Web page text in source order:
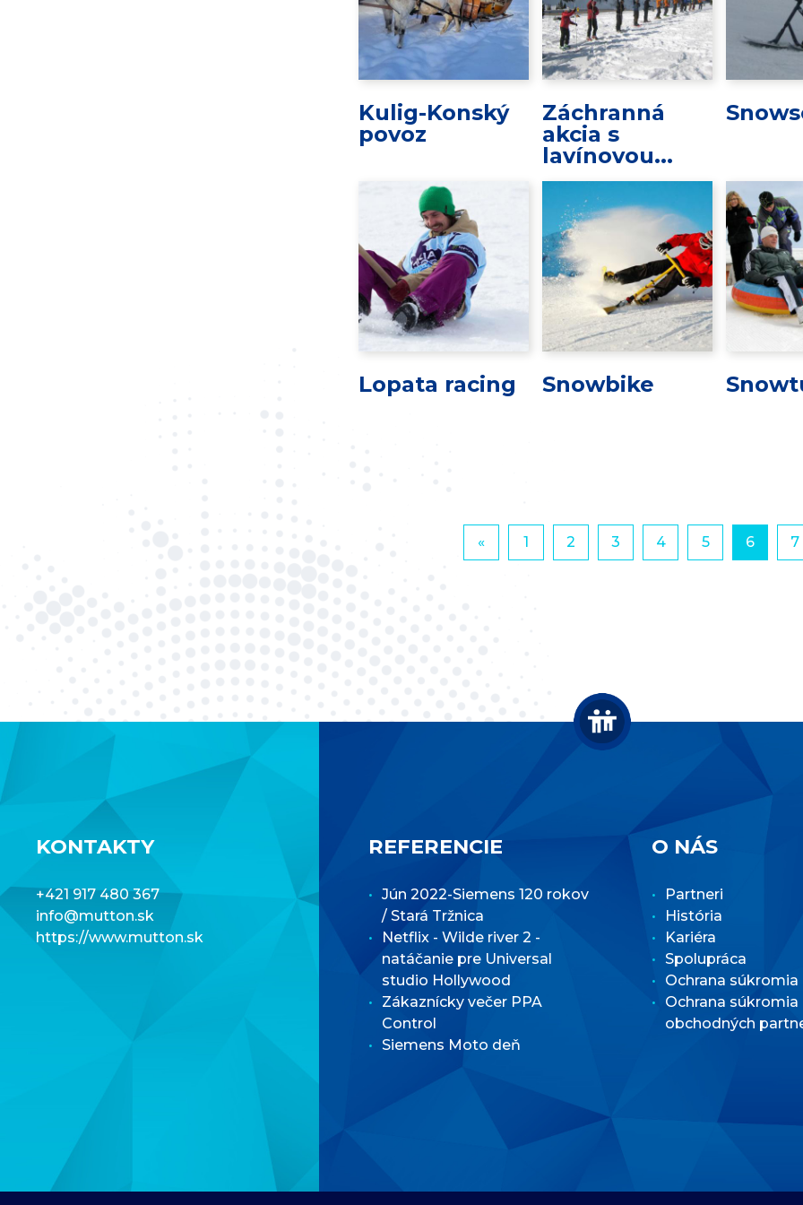
Kulig-Konský
povoz
Záchranná
akcia s
lavínovou...
Lopata racing Snowbike
« 1 2 3 4 5 6 7
KONTAKTY
+421 917 480 367
info@mutton.sk
https://www.mutton.sk
REFERENCIE
Jún 2022-Siemens 120 rokov
/ Stará Tržnica
Netflix - Wilde river 2 -
natáčanie pre Universal
studio Hollywood
Zákaznícky večer PPA
Control
Siemens Moto deň
O NÁS
Partneri
História
Kariéra
Spolupráca
Ochrana súkromia
Ochrana súkromia
obchodných